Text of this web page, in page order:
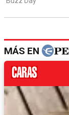
MÁS EN